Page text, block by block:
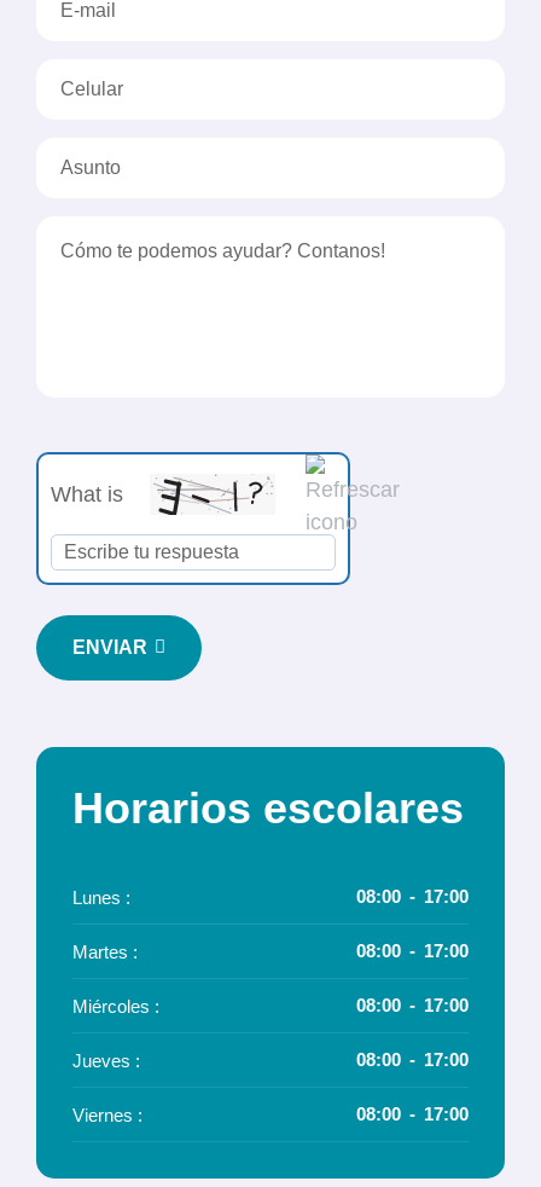
What is
ENVIAR
Horarios escolares
Lunes 08:00 17:00
Martes 08:00 17:00
Miércoles 08:00 17:00
Jueves 08:00 17:00
Viernes 08:00 17:00